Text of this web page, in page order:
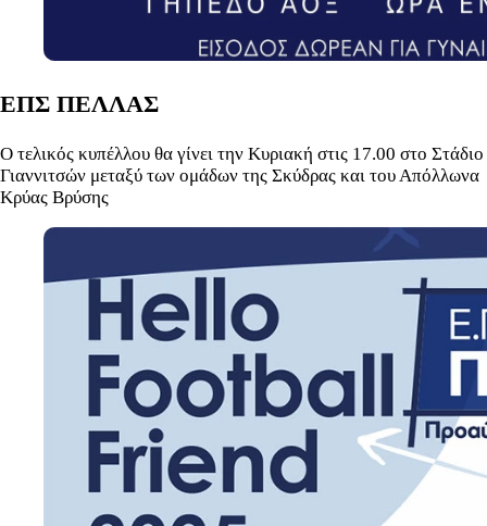
EΠΣ ΠΕΛΛΑΣ
Ο τελικός κυπέλλου θα γίνει την Κυριακή στις 17.00 στο Στάδιο
Γιαννιτσών μεταξύ των ομάδων της Σκύδρας και του Απόλλωνα
Κρύας Βρύσης